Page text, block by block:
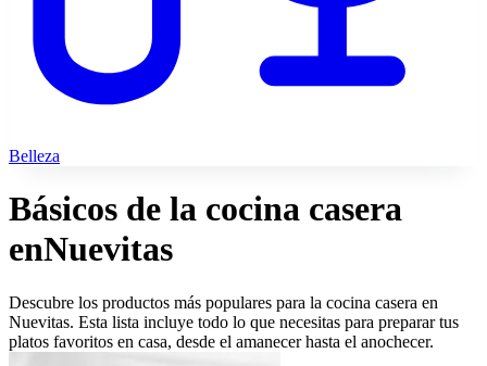
Belleza
Básicos de la cocina casera
enNuevitas
Descubre los productos más populares para la cocina casera en
Nuevitas. Esta lista incluye todo lo que necesitas para preparar tus
platos favoritos en casa, desde el amanecer hasta el anochecer.